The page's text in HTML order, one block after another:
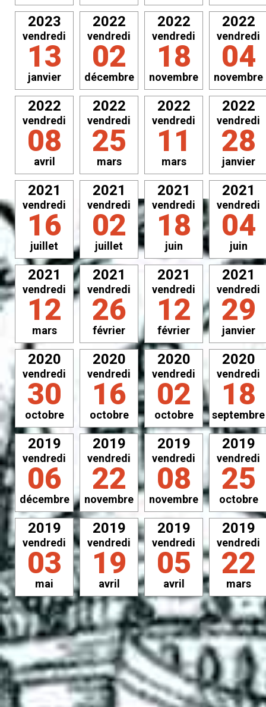
2023
vendredi
13
janvier
2022
vendredi
02
décembre
2022
vendredi
18
novembre
2022
vendredi
04
novembre
2022
vendredi
08
avril
2022
vendredi
25
mars
2022
vendredi
11
mars
2022
vendredi
28
janvier
2021
vendredi
16
juillet
2021
vendredi
02
juillet
2021
vendredi
18
juin
2021
vendredi
04
juin
2021
vendredi
12
mars
2021
vendredi
26
février
2021
vendredi
12
février
2021
vendredi
29
janvier
2020
vendredi
30
octobre
2020
vendredi
16
octobre
2020
vendredi
02
octobre
2020
vendredi
18
septembre
2019
vendredi
06
décembre
2019
vendredi
22
novembre
2019
vendredi
08
novembre
2019
vendredi
25
octobre
2019
vendredi
03
mai
2019
vendredi
19
avril
2019
vendredi
05
avril
2019
vendredi
22
mars